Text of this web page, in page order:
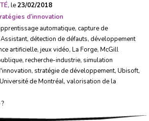
, le23/02/2018
d’innovation
automatique, capture de
, détection de défauts, développement
artificielle, jeux vidéo, La Forge, McGill
, recherche-industrie, simulation
, stratégie de développement, Ubisoft,
Université de Montréal, valorisation de la